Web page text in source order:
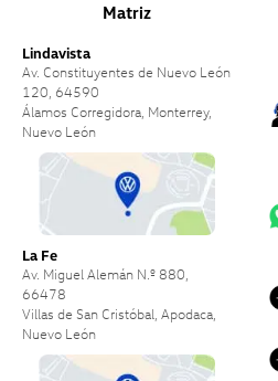
Matriz
Lindavista
Av. Constituyentes de Nuevo León
120, 64590
Álamos Corregidora, Monterrey,
Nuevo León
La Fe
Av. Miguel Alemán N.º 880,
66478
Villas de San Cristóbal, Apodaca,
Nuevo León